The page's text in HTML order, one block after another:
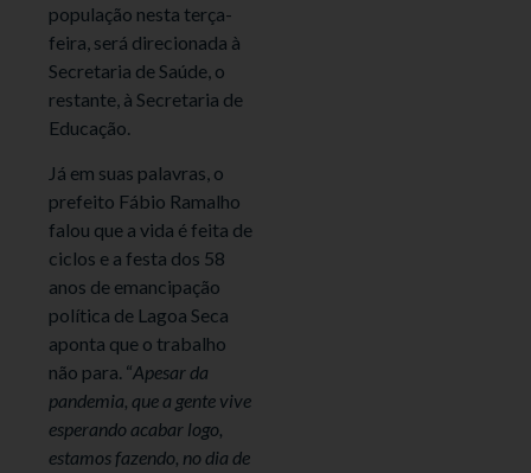
população nesta terça-
feira, será direcionada à
Secretaria de Saúde, o
restante, à Secretaria de
Educação.
Já em suas palavras, o
prefeito Fábio Ramalho
falou que a vida é feita de
ciclos e a festa dos 58
anos de emancipação
política de Lagoa Seca
aponta que o trabalho
não para. “Apesar da
pandemia, que a gente vive
esperando acabar logo,
estamos fazendo, no dia de